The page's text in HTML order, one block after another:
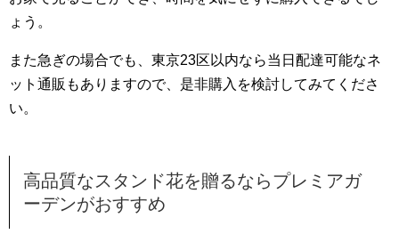
ょう。
また急ぎの場合でも、東京23区以内なら当日配達可能なネ
ット通販もありますので、是非購入を検討してみてくださ
い。
高品質なスタンド花を贈るならプレミアガ
ーデンがおすすめ